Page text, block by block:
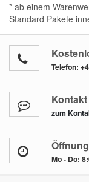
* ab einem
Standard Pakete
Telefon:
Kontakt
zum
Mo - Do: